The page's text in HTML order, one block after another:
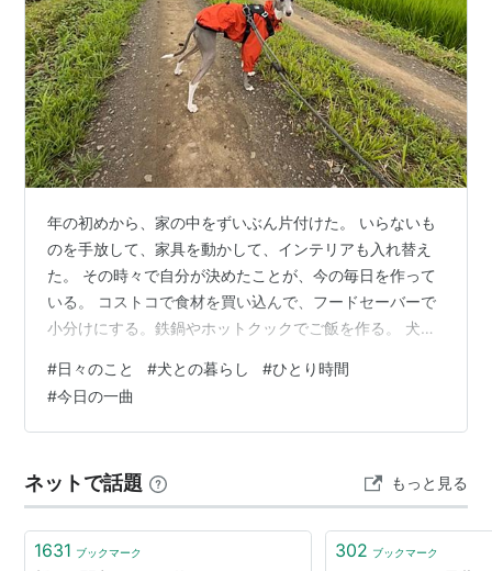
年の初めから、家の中をずいぶん片付けた。 いらないも
のを手放して、家具を動かして、インテリアも入れ替え
た。 その時々で自分が決めたことが、今の毎日を作って
いる。 コストコで食材を買い込んで、フードセーバーで
小分けにする。鉄鍋やホットクックでご飯を作る。 犬と
淡々と過ごしていたい。 でも、生きていると、そう淡々
ともしていられない。 内科で胃腸薬をもらったり、精神
科で睡眠導入剤や抗不安薬をもらったり。 まあ、色々あ
思う。 そして今、新しい犬を迎えようとしている。 楽し
みで仕方ない。 でも時々思う。…
#日々のこと #犬との暮らし #ひとり時間
#今日の一曲
ネットで話題 もっと見る
1631 ブックマーク 302 ブックマーク